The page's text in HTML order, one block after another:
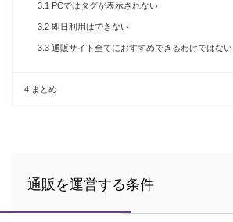
3.1 PCではタグが表示されない
3.2 即日利用はできない
3.3 通販サイト全てにおすすめできるわけではない
4 まとめ
通販を運営する条件